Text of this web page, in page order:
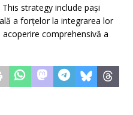
strategy include pași
a forțelor la integrarea lor
comprehensivă a